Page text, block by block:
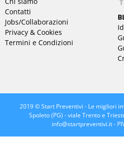
Contatti
Jobs/Collaborazioni
Privacy & Cookies
Termini e Condizioni
2019 © Start Preventivi - Le migliori
Spoleto (PG) - viale Trento e
info@startpreventivi.it-